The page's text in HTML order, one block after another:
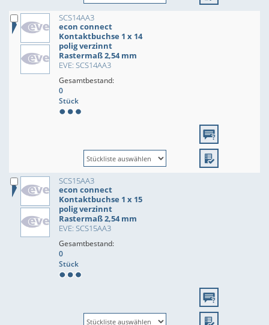
SCS14AA3
econ connect
Kontaktbuchse 1 x 14
polig verzinnt
Rastermaß 2,54 mm
EVE: SCS14AA3
Gesamtbestand:
0
Stück
SCS15AA3
econ connect
Kontaktbuchse 1 x 15
polig verzinnt
Rastermaß 2,54 mm
EVE: SCS15AA3
Gesamtbestand:
0
Stück